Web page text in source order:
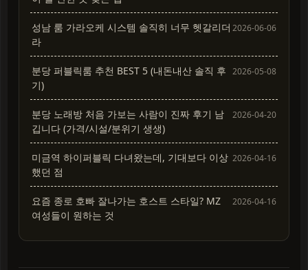
성남 룸 가라오케 시스템 솔직히 너무 헷갈리더
라
2026-06-06
분당 퍼블릭룸 추천 BEST 5 (내돈내산 솔직 후
기)
2026-05-08
분당 노래방 처음 가보는 사람이 진짜 후기 남
깁니다 (가격/시설/분위기 생생)
2026-04-20
미금역 하이퍼블릭 다녀왔는데, 기대보다 이상
했던 점
2026-04-16
요즘 종로 호빠 잘나가는 호스트 스타일? MZ
여성들이 원하는 것
2026-04-16